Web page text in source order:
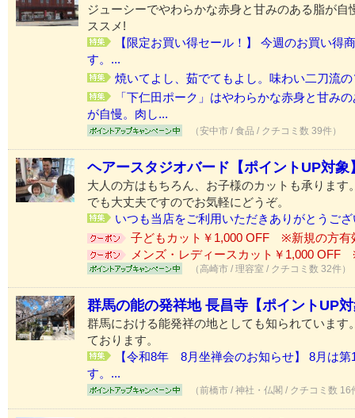
ジューシーでやわらかな赤身と甘みのある脂が自
ススメ!
【限定お買い得セール！】 今週のお買い得
す。...
焼いてよし、茹でてもよし。味わい二刀流
「下仁田ポーク」はやわらかな赤身と甘み
が自慢。肉し...
（安中市 / 食品 / クチコミ数 39件）
ヘアースタジオバード【ポイントUP対象
大人の方はもちろん、お子様のカットも承ります
でも大丈夫ですのでお気軽にどうぞ。
いつも当店をご利用いただきありがとうご
子どもカット￥1,000 OFF ※新規の方有
メンズ・レディースカット￥1,000 OFF
（高崎市 / 理容室 / クチコミ数 32件）
群馬の能の発祥地 長昌寺【ポイントUP
群馬における能発祥の地としても知られています
ております。
【令和8年 8月坐禅会のお知らせ】 8月は
す。...
（前橋市 / 神社・仏閣 / クチコミ数 16